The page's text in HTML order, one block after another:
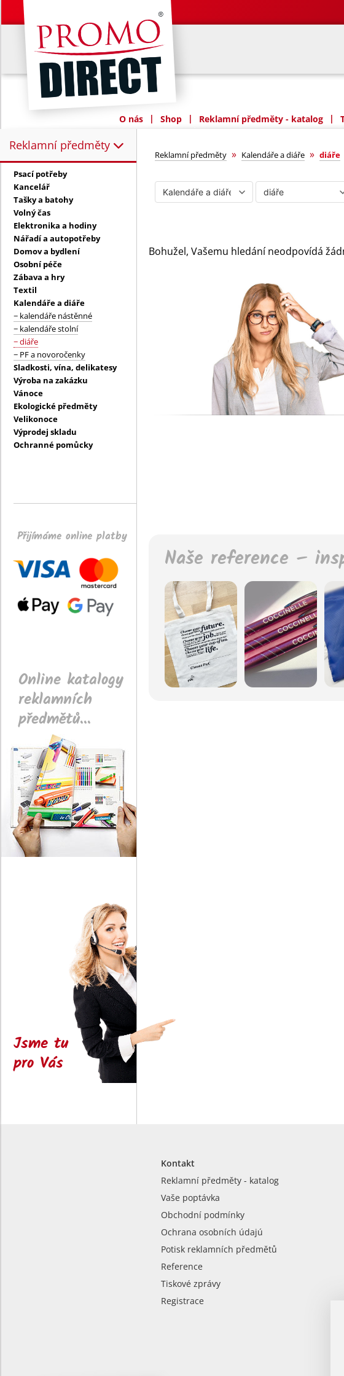
O nás | Shop | Reklamní předměty - katalog |
Reklamní předměty
Reklamní předměty:
Psací potřeby
Kancelář
Tašky a batohy
Volný čas
Elektronika a hodiny
Nářadí a autopotřeby
Domov a bydlení
Osobní péče
Zábava a hry
Textil
Kalendáře a diáře
− kalendáře nástěnné
− kalendáře stolní
− diáře
− PF a novoročenky
Sladkosti, vína, delikatesy
Výroba na zakázku
Vánoce
Ekologické předměty
Velikonoce
Výprodej skladu
Ochranné pomůcky
Přijímáme online platby
Online katalogy
reklamních
předmětů...
Jsme tu
pro Vás
diáře
Reklamní předměty » Kalendáře a diáře » diáře
Bohužel, Vašemu hledání neodpovídá
Naše reference –
Kontakt
Reklamní předměty - katalog
Vaše poptávka
Obchodní podmínky
Ochrana osobních údajú
Potisk reklamních předmětů
Reference
Tiskové zprávy
Registrace